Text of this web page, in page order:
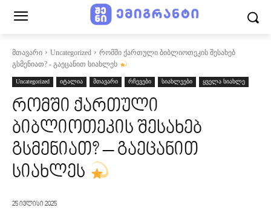
მთავარი Uncategorized
რომში ქართული ბიბლიოთეკის შესახებ
გსმენიათ? - გაეცანით სიახლეს
Uncategorized იტალია მთავარი რჩევები სიახლეები ყველა სიახლე
რომში ქართული
ბიბლიოთეკის შესახებ
გსმენიათ? – გაეცანით
სიახლეს
25 ივლისი 2025